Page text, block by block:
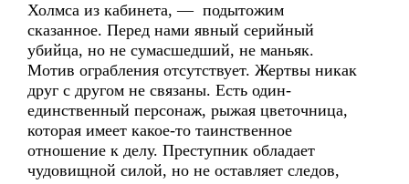
Холмса из кабинета, — подытожим
сказанное. Перед нами явный серийный
убийца, но не сумасшедший, не маньяк.
Мотив ограбления отсутствует. Жертвы никак
друг с другом не связаны. Есть один-
единственный персонаж, рыжая цветочница,
которая имеет какое-то таинственное
отношение к делу. Преступник обладает
чудовищной силой, но не оставляет следов,